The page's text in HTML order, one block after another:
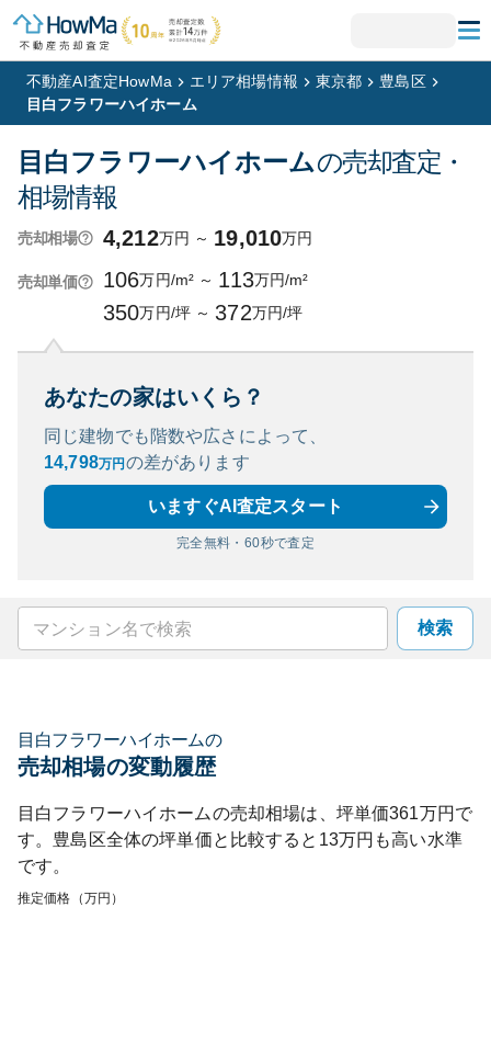
不動産AI査定HowMa エリア相場情報 東京都
豊島区
目白フラワーハイホーム
目白フラワーハイホームの売却査定・
相場情報
売却相場 4,212万円 ～ 19,010万円
売却単価 106万円/m² ～ 113万円/m²
350万円/坪 ～ 372万円/坪
あなたの家はいくら？
同じ建物でも階数や広さによって、
14,798万円 の差があります
いますぐAI査定スタート
完全無料・60秒で査定
検索
目白フラワーハイホームの
売却相場の変動履歴
目白フラワーハイホームの売却相場は、坪単価361万円で
す。 豊島区全体の坪単価と比較すると 13万円も高い水準
です。
推定価格（万円）